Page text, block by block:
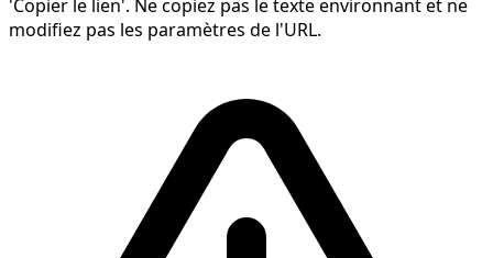
'Copier le lien'. Ne copiez pas le texte environnant et ne
modifiez pas les paramètres de l'URL.